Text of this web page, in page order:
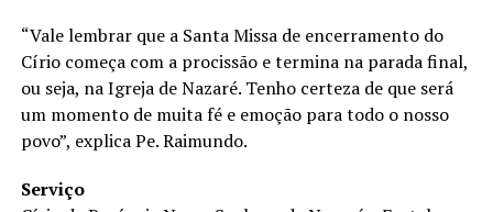
“Vale lembrar que a Santa Missa de encerramento do
Círio começa com a procissão e termina na parada final,
ou seja, na Igreja de Nazaré. Tenho certeza de que será
um momento de muita fé e emoção para todo o nosso
povo”, explica Pe. Raimundo.
Serviço